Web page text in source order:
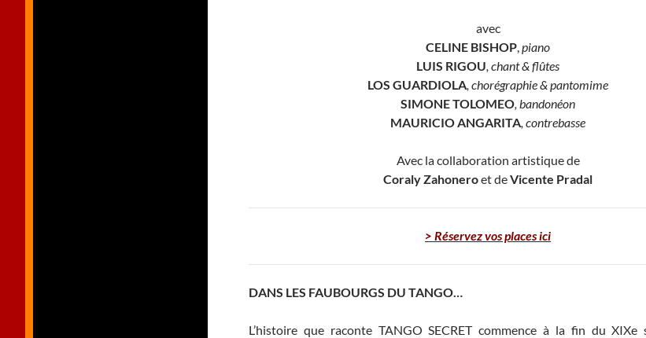
avec
CELINE BISHOP piano
LUIS RIGOU , chant & flûtes
LOS GUARDIOLA , chorégraphie & pantomime
SIMONE TOLOMEO , bandonéon
MAURICIO ANGARITA , contrebasse
Avec la collaboration artistique de
Coraly Zahoneroet deVicente Pradal
> Réservez vos places ici
DANS LES FAUBOURGS DU TANGO…
L’histoire que raconte TANGO SECRET commence à la fin du XIXe